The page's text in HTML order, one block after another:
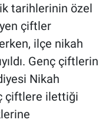
tarihlerinin özel
çiftler
ilçe nikah
Genç çiftlerin
Nikah
çiftlere ilettiği